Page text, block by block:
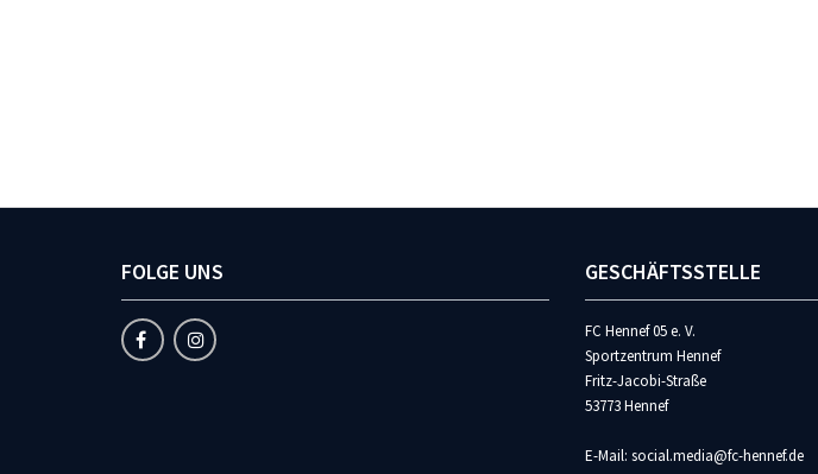
FOLGE UNS GESCHÄFTSSTELLE
FC Hennef 05 e. V.
Sportzentrum Hennef
Fritz-Jacobi-Straße
53773 Hennef
E-Mail: social.media@fc-hennef.de